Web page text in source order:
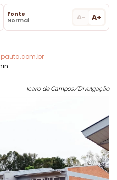
Fonte
Normal
A- A+
Icaro de Campos/Divulgação